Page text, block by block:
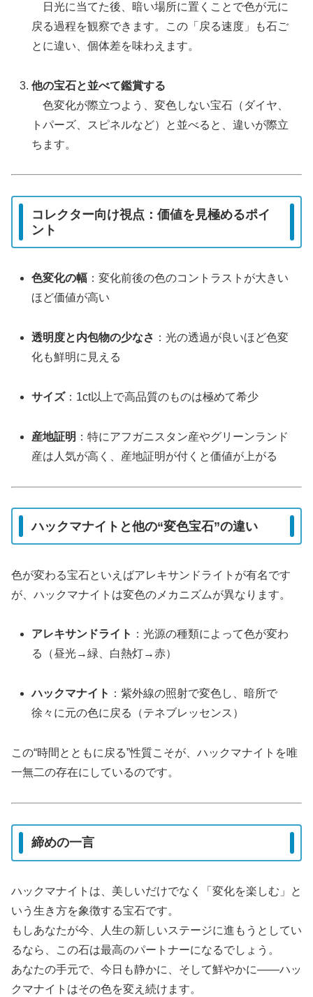
日光に当てた後、暗い場所に置くことで色が元に
戻る過程を観察できます。この「戻る速度」も石ご
とに違い、個体差を味わえます。
他の宝石と並べて鑑賞する
色変化が際立つよう、変色しない宝石（ダイヤ、
トパーズ、スピネルなど）と並べると、違いが際立
ちます。
コレクター向け視点：価値を見極めるポイ
ント
色変化の幅 ：変化前後の色のコントラストが大きい
ほど価値が高い
透明度と内包物の少なさ ：光の透過が良いほど色変
化も鮮明に見える
サイズ：1ct以上で高品質のものは極めて希少
産地証明 ：特にアフガニスタン産やグリーンランド
産は人気が高く、産地証明が付くと価値が上がる
ハックマナイトと他の“変色宝石”の違い
色が変わる宝石といえばアレキサンドライトが有名です
が、ハックマナイトは変色のメカニズムが異なります。
アレキサンドライト ：光源の種類によって色が変わ
る（昼光→緑、白熱灯→赤）
ハックマナイト ：紫外線の照射で変色し、暗所で
徐々に元の色に戻る（テネブレッセンス）
この“時間とともに戻る”性質こそが、ハックマナイトを唯
一無二の存在にしているのです。
締めの一言
ハックマナイトは、美しいだけでなく「変化を楽しむ」と
いう生き方を象徴する宝石です。
もしあなたが今、人生の新しいステージに進もうとしてい
るなら、この石は最高のパートナーになるでしょう。
あなたの手元で、今日も静かに、そして鮮やかに――ハッ
クマナイトはその色を変え続けます。